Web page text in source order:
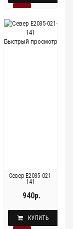
Быстрый просмотр
Север E2035-021-
141
940р.
КУПИТЬ